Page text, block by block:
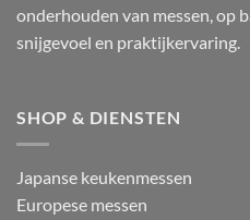
onderhouden van messen, op
snijgevoel en praktijkervaring.
SHOP & DIENSTEN
Japanse keukenmessen
Europese messen